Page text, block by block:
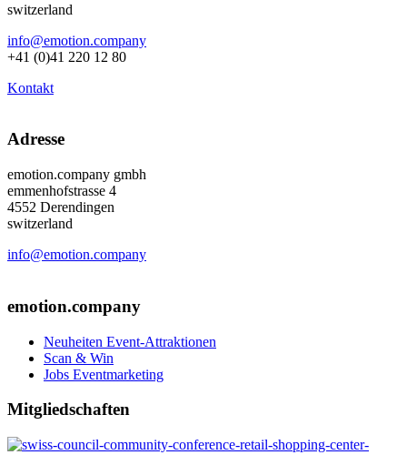
switzerland
info@emotion.company
+41 (0)41 220 12 80
Kontakt
Adresse
emotion.company gmbh
emmenhofstrasse 4
4552 Derendingen
switzerland
info@emotion.company
emotion.company
Neuheiten Event-Attraktionen
Scan & Win
Jobs Eventmarketing
Mitgliedschaften